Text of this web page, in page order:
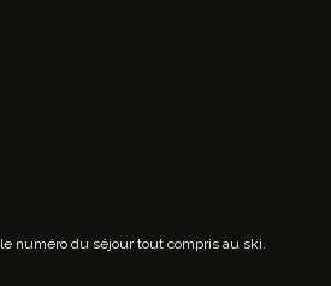
le numéro du séjour tout compris au ski.